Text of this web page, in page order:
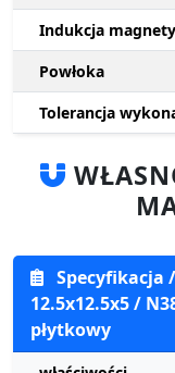
Indukcja
Powłoka
Tolerancja
Specyfikacja
12.5x12.5x5 /
płytkowy